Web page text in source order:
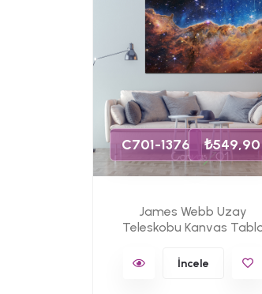
C701-1376 ₺549,90
James Webb Uzay
Teleskobu Kanvas
İncele